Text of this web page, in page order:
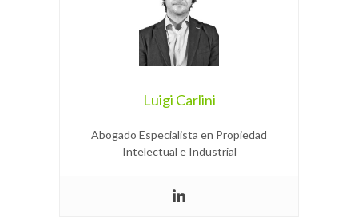
Luigi Carlini
Abogado Especialista en Propiedad
Intelectual e Industrial